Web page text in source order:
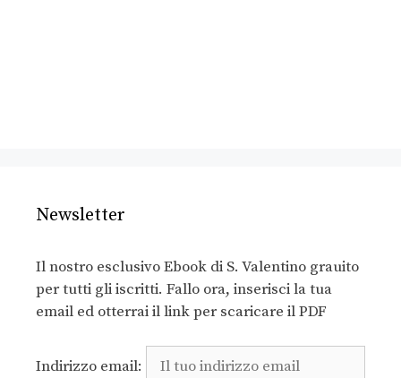
Newsletter
Il nostro esclusivo Ebook di S. Valentino grauito
per tutti gli iscritti. Fallo ora, inserisci la tua
email ed otterrai il link per scaricare il PDF
Indirizzo email: